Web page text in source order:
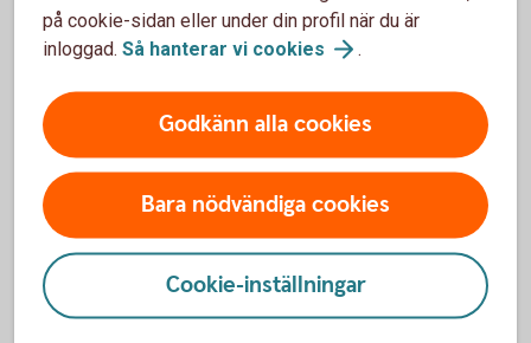
Skydd för efterlevande
Ditt pensionssparande tecknas automatiskt med
återbetalningsskydd. Det betyder att om du skulle avlida
betalas värdet av din pensionsförsäkring ut till dina
efterlevande. Om du väljer bort återbetalningsskyddet görs
det inte några utbetalningar efter din död. I gengäld får du
något högre ålderspension.
Du kan också välja till ett garanterat efterlevandeskydd, det
på cookie-sidan eller under din profil när du är
inloggad. Så hanterar vi cookies .
Godkänn alla cookies
Bara nödvändiga cookies
Cookie-inställningar